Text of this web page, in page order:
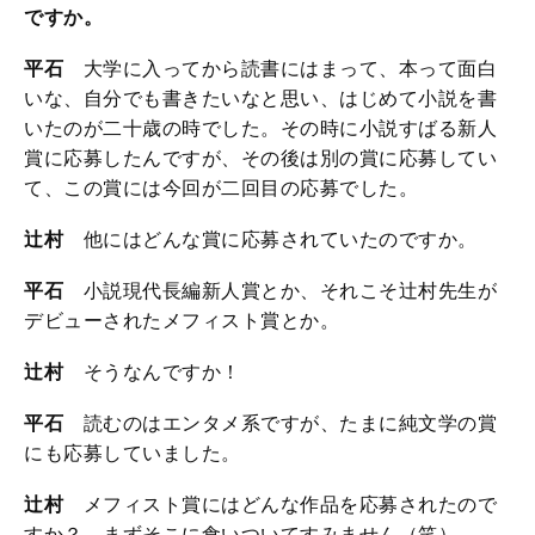
ですか。
平石 大学に入ってから読書にはまって、本って面白
いな、自分でも書きたいなと思い、はじめて小説を書
いたのが二十歳の時でした。その時に小説すばる新人
賞に応募したんですが、その後は別の賞に応募してい
て、この賞には今回が二回目の応募でした。
辻村他にはどんな賞に応募されていたのですか。
平石 小説現代長編新人賞とか、それこそ辻村先生が
デビューされたメフィスト賞とか。
辻村そうなんですか！
平石 読むのはエンタメ系ですが、たまに純文学の賞
にも応募していました。
辻村メフィスト賞にはどんな作品を応募されたので